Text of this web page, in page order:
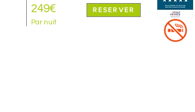
249€
Par nuit
RESERVER